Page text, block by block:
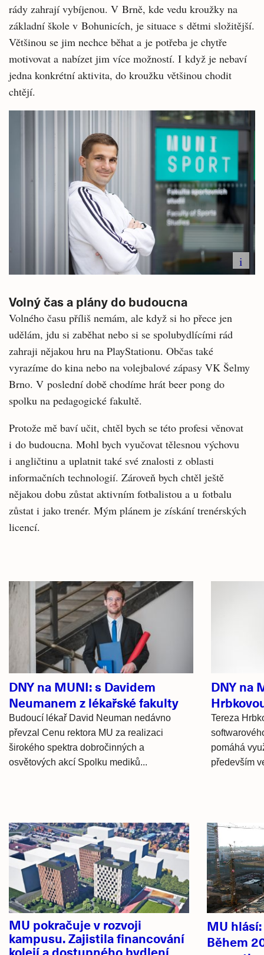
rády zahrají vybíjenou. V Brně, kde vedu kroužky na
základní škole v Bohunicích, je situace s dětmi složitější.
Většinou se jim nechce běhat a je potřeba je chytře
motivovat a nabízet jim více možností. I když je nebaví
jedna konkrétní aktivita, do kroužku většinou chodit
chtějí.
i
Volný čas a plány do budoucna
Volného času příliš nemám, ale když si ho přece jen
udělám, jdu si zaběhat nebo si se spolubydlícími rád
zahraji nějakou hru na PlayStationu. Občas také
vyrazíme do kina nebo na volejbalové zápasy VK Šelmy
Brno. V poslední době chodíme hrát beer pong do
spolku na pedagogické fakultě.
Protože mě baví učit, chtěl bych se této profesi věnovat
i do budoucna. Mohl bych vyučovat tělesnou výchovu
i angličtinu a uplatnit také své znalosti z oblasti
informačních technologií. Zároveň bych chtěl ještě
nějakou dobu zůstat aktivním fotbalistou a u fotbalu
zůstat i jako trenér. Mým plánem je získání trenérských
licencí.
Související
články
DNY na MUNI: s Davidem
Neumanem z lékařské fakulty
Budoucí lékař David Neuman nedávno
převzal Cenu rektora MU za realizaci
širokého spektra dobročinných a
osvětových akcí Spolku mediků...
DNY na
Tereza
pomáhá
především
Hlavní
novinky
MU pokračuje v rozvoji
kampusu. Zajistila financování
MU
Během